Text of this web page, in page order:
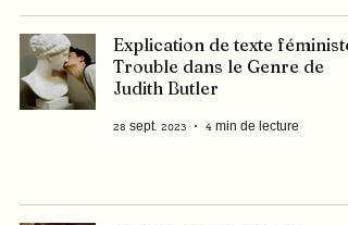
Explication de texte féministe
Trouble dans le Genre de
Judith Butler
28 sept. 2023 4 min de lecture